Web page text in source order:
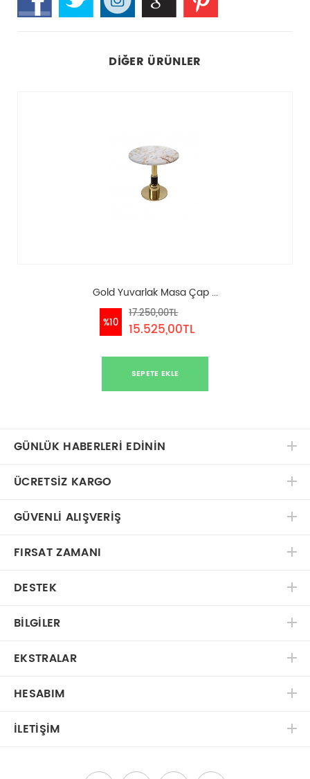
DIĞER ÜRÜNLER
Gold Yuvarlak Masa Çap ...
%10
17.250,00TL
15.525,00TL
SEPETE EKLE
GÜNLÜK HABERLERİ EDİNİN
ÜCRETSIZ KARGO
GÜVENLI ALIŞVERIŞ
FIRSAT ZAMANI
DESTEK
BILGILER
EKSTRALAR
HESABIM
İLETIŞIM